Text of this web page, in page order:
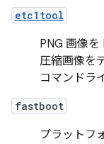
etc1tool
PNG 画像を
圧縮画像を
コマンドラ
fastboot
プラットフ